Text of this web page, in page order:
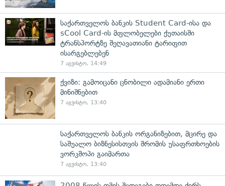
საქართველოს ბანკის Student Card-ისა და
sCool Card-ის მფლობელები ქუთაისში
ტრანსპორტზე შეღავათიანი ტარიფით
ისარგებლებენ
7 აგვისტო, 14:49
ქვიზი: გამოიცანი ცნობილი ადამიანი ერთი
მინიშნებით
7 აგვისტო, 13:40
საქართველოს ბანკის ორგანიზებით, მცირე და
საშუალო ბიზნესისთვის შრომის უსაფრთხოების
ვორკშოპი გაიმართა
7 აგვისტო, 13:40